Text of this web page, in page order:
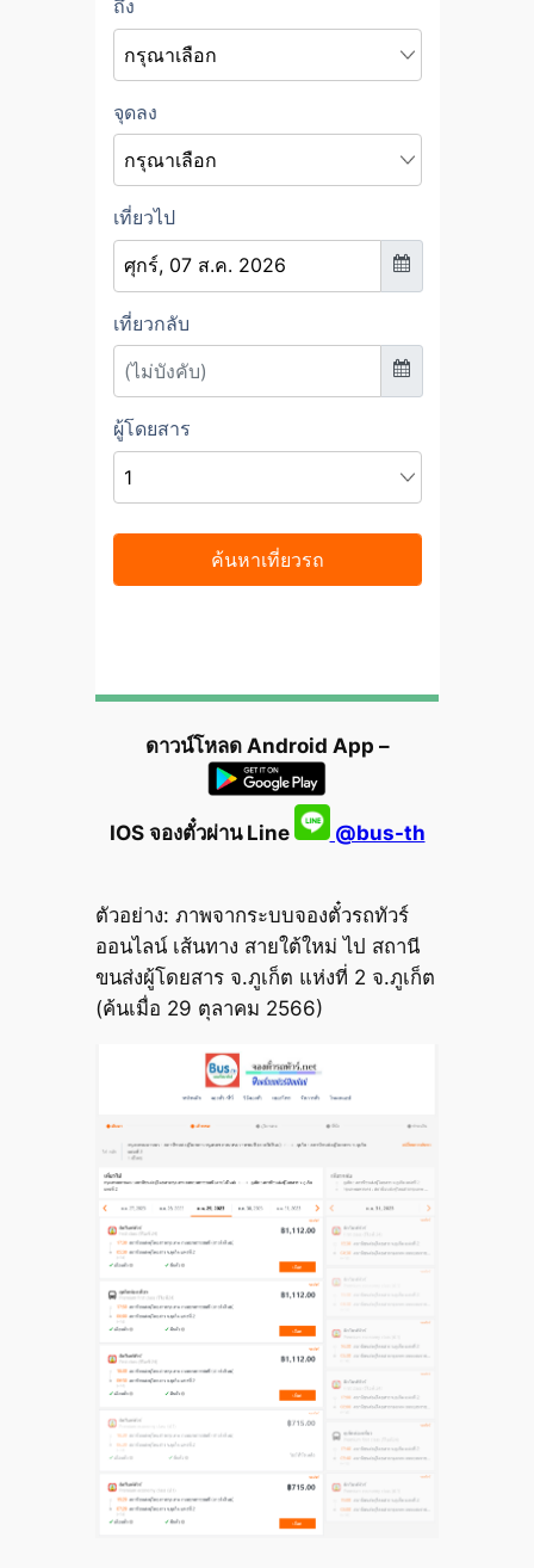
ดาวน์โหลด Android App –
IOS จองตั๋วผ่าน Line @bus-th
ตัวอย่าง: ภาพจากระบบจองตั๋วรถทัวร์
ออนไลน์ เส้นทาง สายใต้ใหม่ ไป สถานี
ขนส่งผู้โดยสาร จ.ภูเก็ต แห่งที่ 2 จ.ภูเก็ต
(ค้นเมื่อ 29 ตุลาคม 2566)